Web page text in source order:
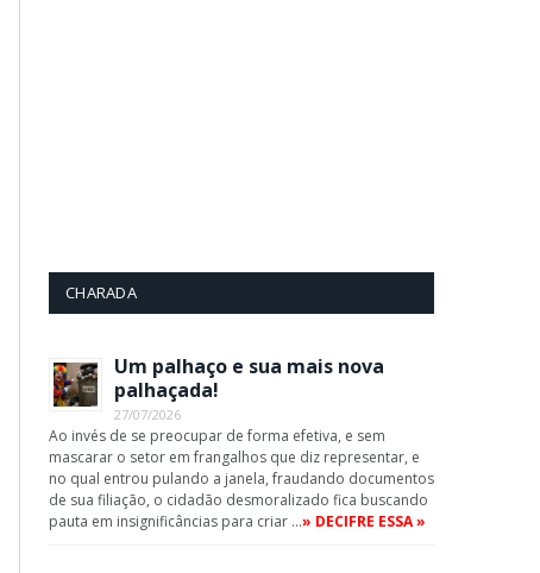
CHARADA
Um palhaço e sua mais nova
palhaçada!
27/07/2026
Ao invés de se preocupar de forma efetiva, e sem
mascarar o setor em frangalhos que diz representar, e
no qual entrou pulando a janela, fraudando documentos
de sua filiação, o cidadão desmoralizado fica buscando
pauta em insignificâncias para criar …» DECIFRE ESSA »